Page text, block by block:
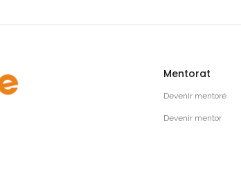
Mentorat
Devenir mentoré
Devenir mentor